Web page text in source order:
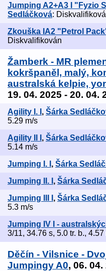
Jumping A2+A3 I "Fyzio
Sedláčková:
Zkouška IA2 "Petrol
Diskvalifikován
Žamberk - MR
kokršpaněl, malý,
australská kelpie,
19. 04. 2025 - 20. 04.
Agility I. I , Šárka
5.29 m/s
Agility II I , Šárka
5.14 m/s
Jumping I. I , Šárka
Jumping II. I , Šárka
Jumping III I , Šárka
5.3 m/s
Jumping IV I -
3/11, 34.76 s, 5.0 tr. b., 4.57
Děčín - Vilsnice -
Jumpingy A0, 06. 04.